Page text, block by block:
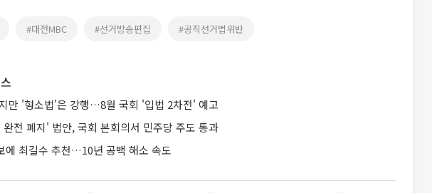
#대전MBC #선거방송편집 #공직선거법위반
만 '형소법'은 강행…8월 국회 '입법 2차전' 예고
전 폐지' 법안, 국회 본회의서 민주당 주도 통과
에 최길수 추천…10년 공백 해소 속도